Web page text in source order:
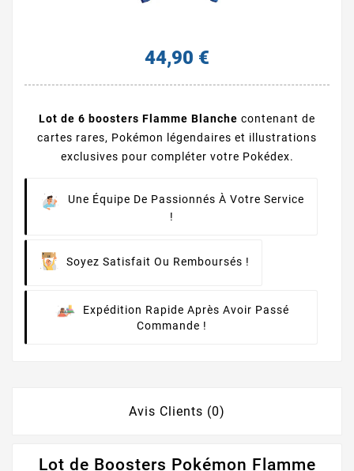
44,90 €
Lot de 6 boosters Flamme Blanche contenant de
cartes rares, Pokémon légendaires et illustrations
exclusives pour compléter votre Pokédex.
Une Équipe De Passionnés À Votre Service
!
Soyez Satisfait Ou Remboursés !
Expédition Rapide Après Avoir Passé
Commande !
Avis Clients (0)
Lot de Boosters Pokémon Flamme